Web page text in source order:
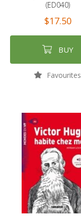
(ED040)
$17.50
BUY
Favourites